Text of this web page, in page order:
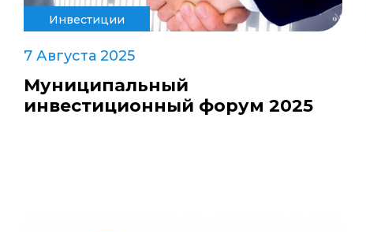
Инвестиции
7 Августа 2025
Муниципальный
инвестиционный форум 2025